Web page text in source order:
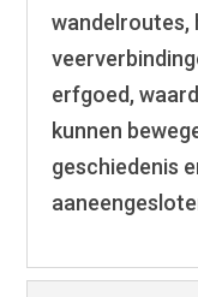
wandelroutes,
erfgoed,
kunnen
geschiedenis